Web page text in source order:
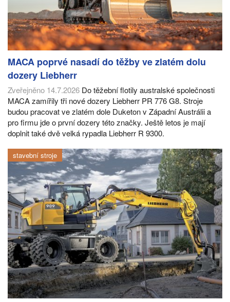
MACA poprvé nasadí do těžby ve zlatém dolu
dozery Liebherr
Zveřejněno 14.7.2026 Do těžební flotily australské společnosti
MACA zamířily tři nové dozery Liebherr PR 776 G8. Stroje
budou pracovat ve zlatém dole Duketon v Západní Austrálii a
pro firmu jde o první dozery této značky. Ještě letos je mají
doplnit také dvě velká rypadla Liebherr R 9300.
stavební stroje